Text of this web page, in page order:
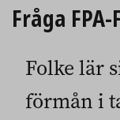
Fråga
Folke lär
förmån i